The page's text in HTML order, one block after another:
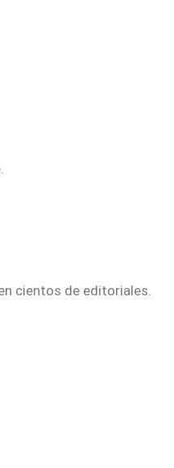
cientos de editoriales.